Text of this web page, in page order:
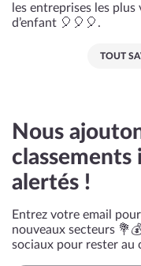
les entreprises les
d’enfant 🎈🎈🎈.
TOUT
Nous
classements
alertés !
Entrez votre email
nouveaux secteurs
sociaux pour rester au